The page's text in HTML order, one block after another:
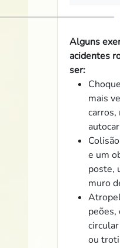
Alguns
acidentes
ser:
mais
carros,
e um
poste,
muro
peões,
ou